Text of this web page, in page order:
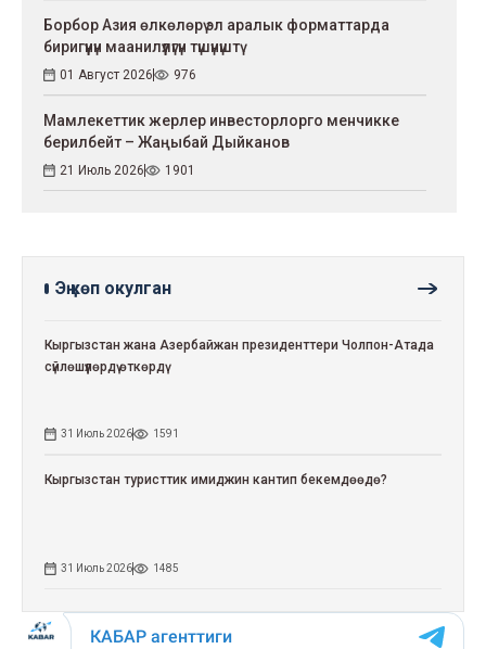
Борбор Азия өлкөлөрү эл аралык форматтарда
биригүүнүн маанилүүлүгүн түшүнүштү
01 Август 2026 976
Мамлекеттик жерлер инвесторлорго менчикке
берилбейт – Жаңыбай Дыйканов
21 Июль 2026 1901
Эң көп окулган
Кыргызстан жана Азербайжан президенттери Чолпон-Атада
сүйлөшүүлөрдү өткөрдү
31 Июль 2026 1591
Кыргызстан туристтик имиджин кантип бекемдөөдө?
31 Июль 2026 1485